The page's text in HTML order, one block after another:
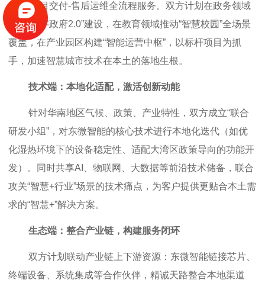
定制-项目交付-售后运维全流程服务。双方计划在政务领域
助力“数字政府2.0”建设，在教育领域推动“智慧校园”全场景
覆盖，在产业园区构建“智能运营中枢”，以标杆项目为抓
手，加速智慧城市技术在本土的落地生根。
技术端：本地化适配，激活创新动能
针对华南地区气候、政策、产业特性，双方成立“联合
研发小组”，对东微智能的核心技术进行本地化迭代（如优
化湿热环境下的设备稳定性、适配大湾区政策导向的功能开
发）。同时共享AI、物联网、大数据等前沿技术储备，联合
攻关“智慧+行业”场景的技术痛点，为客户提供更贴合本土需
求的“智慧+”解决方案。
生态端：整合产业链，构建服务闭环
双方计划联动产业链上下游资源：东微智能链接芯片、
终端设备、系统集成等合作伙伴，精诚天路整合本地渠道